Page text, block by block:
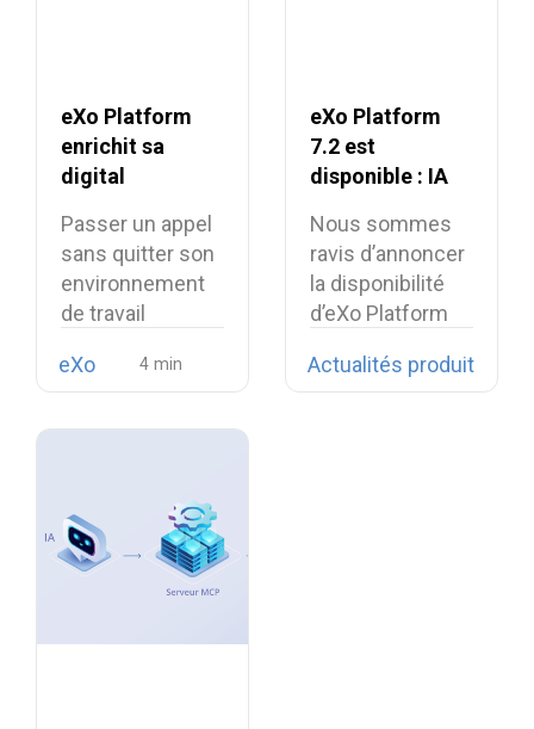
eXo Platform
enrichit sa
digital
la softphonie
open source
Linphone
Passer un appel
sans quitter son
environnement
de travail
désormais…
eXo
eXo Platform
7.2 est
disponible : IA
digital
workplace plus
unifiée
Nous sommes
ravis d’annoncer
la disponibilité
d’eXo Platform
Actualités produit